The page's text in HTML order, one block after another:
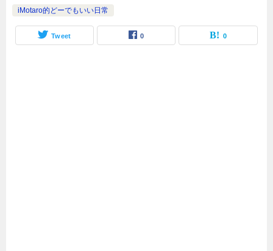
iMotaro的どーでもいい日常
Tweet 0 0